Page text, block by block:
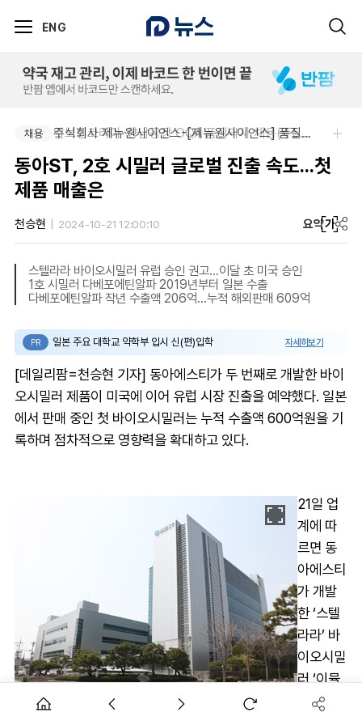
ENG
채용 알보젠코리아-향남공장 OQA 품질약사 채용(주5일/파트타임 가능)
채용 주식회사 제뉴원사이언스-[제뉴원사이언스] 품질관리약사 모집(경력무관)
동아ST, 2호 시밀러 글로벌 진출 속도...첫
제품 매출은
천승현 2024-10-21 12:00:10 요약가
스텔라라 바이오시밀러 유럽 승인 권고...이달 초 미국 승인
1호 시밀러 다베포에틴알파 2019년부터 일본 수출
다베포에틴알파 작년 수출액 206억...누적 해외판매 609억
PR 일본 주요 대학교 약학부 입시 신(편)입학 자세히보기
[데일리팜=천승현 기자] 동아에스티가 두 번째로 개발한 바이
오시밀러 제품이 미국에 이어 유럽 시장 진출을 예약했다. 일본
에서 판매 중인 첫 바이오시밀러는 누적 수출액 600억원을 기
록하며 점차적으로 영향력을 확대하고 있다.
21일 업
계에 따
르면 동
아에스티
가 개발
한 ‘스텔
라라’ 바
이오시밀
러 ‘이뮬
도사’가